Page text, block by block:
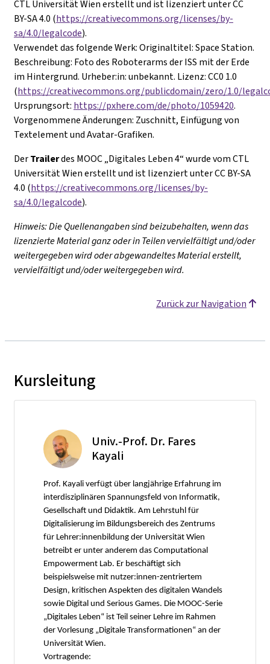
CTL Universität Wien erstellt und ist lizenziert unter CC
BY-SA 4.0 (https://creativecommons.org/licenses/by-
sa/4.0/legalcode).
Verwendet das folgende Werk: Originaltitel: Space Station.
Beschreibung: Foto des Roboterarms der ISS mit der Erde
im Hintergrund. Urheber:in: unbekannt. Lizenz: CC0 1.0
(https://creativecommons.org/publicdomain/zero/1.0/
Ursprungsort: https://pxhere.com/de/photo/1059420.
Vorgenommene Änderungen: Zuschnitt, Einfügung von
Textelement und Avatar-Grafiken.
DerTrailerdes MOOC „Digitales Leben 4“ wurde vom CTL
Universität Wien erstellt und ist lizenziert unter CC BY-SA
4.0 (https://creativecommons.org/licenses/by-
sa/4.0/legalcode).
Hinweis: Die Quellenangaben sind beizubehalten, wenn das
lizenzierte Material ganz oder in Teilen vervielfältigt und/oder
weitergegeben wird oder abgewandeltes Material erstellt,
vervielfältigt und/oder weitergegeben wird.
Zurück zur Navigation
Kursleitung
Univ.-Prof. Dr. Fares
Kayali
Prof. Kayali verfügt über langjährige Erfahrung im
interdisziplinären Spannungsfeld von Informatik,
Gesellschaft und Didaktik. Am Lehrstuhl für
Digitalisierung im Bildungsbereich des Zentrums
für Lehrer:innenbildung der Universität Wien
betreibt er unter anderem das Computational
Empowerment Lab. Er beschäftigt sich
beispielsweise mit nutzer:innen-zentriertem
Design, kritischen Aspekten des digitalen Wandels
sowie Digital und Serious Games. Die MOOC-Serie
„Digitales Leben“ ist Teil seiner Lehre im Rahmen
der Vorlesung „Digitale Transformationen“ an der
Universität Wien.
Vortragende: